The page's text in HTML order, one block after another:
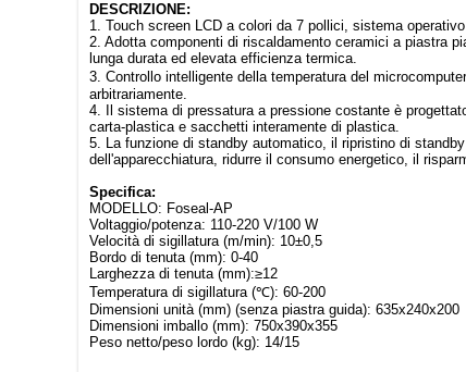
DESCRIZIONE:
1. Touch screen LCD a colori da 7 pollici, sistema
2. Adotta componenti di riscaldamento ceramici a piastra
lunga durata ed elevata efficienza termica.
3. Controllo intelligente della temperatura del
arbitrariamente.
4. Il sistema di pressatura a pressione costante è
carta-plastica e sacchetti interamente di plastica.
5. La funzione di standby automatico, il ripristino di
dell'apparecchiatura, ridurre il consumo energetico, il
Specifica:
MODELLO: Foseal-AP
Voltaggio/potenza: 110-220 V/100 W
Velocità di sigillatura (m/min): 10±0,5
Bordo di tenuta (mm): 0-40
Larghezza di tenuta (mm):≥12
Temperatura di sigillatura (℃): 60-200
Dimensioni unità (mm) (senza piastra guida): 635x240x200
Dimensioni imballo (mm): 750x390x355
Peso netto/peso lordo (kg): 14/15